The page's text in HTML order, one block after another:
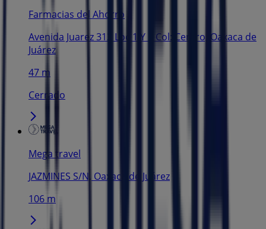
Farmacias del Ahorro
Avenida Juarez 312 Loc 1 Y 2 Col: Centro, Oaxaca de
Juárez
47 m
Cerrado
Mega travel
JAZMINES S/N, Oaxaca de Juárez
106 m